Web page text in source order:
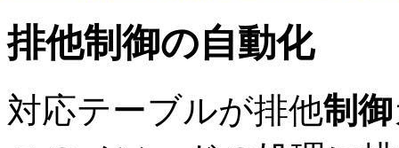
排他制御の自動化
対応テーブルが排他制御